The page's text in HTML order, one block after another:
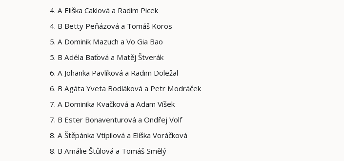
4. A Eliška Caklová a Radim Picek
4. B Betty Peňázová a Tomáš Koros
5. A Dominik Mazuch a Vo Gia Bao
5. B Adéla Baťová a Matěj Štverák
6. A Johanka Pavlíková a Radim Doležal
6. B Agáta Yveta Bodláková a Petr Modráček
7. A Dominika Kvačková a Adam Víšek
7. B Ester Bonaventurová a Ondřej Volf
8. A Štěpánka Vtípilová a Eliška Voráčková
8. B Amálie Štůlová a Tomáš Smělý